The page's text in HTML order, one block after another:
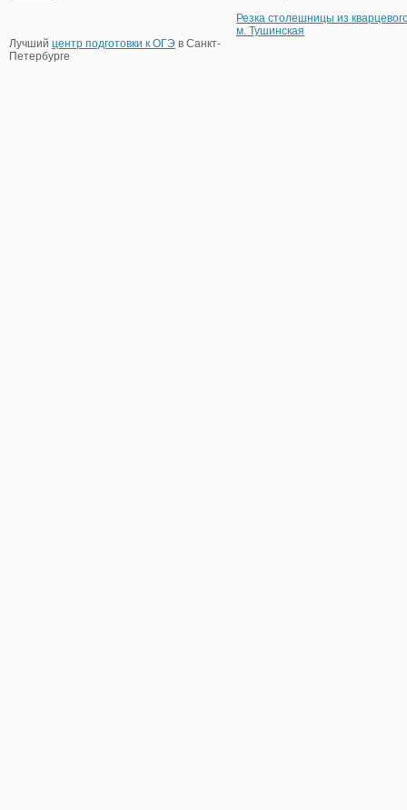
Резка столешницы из
м. Тушинская
Лучший центр подготовки к ОГЭ в Санкт-
Петербурге